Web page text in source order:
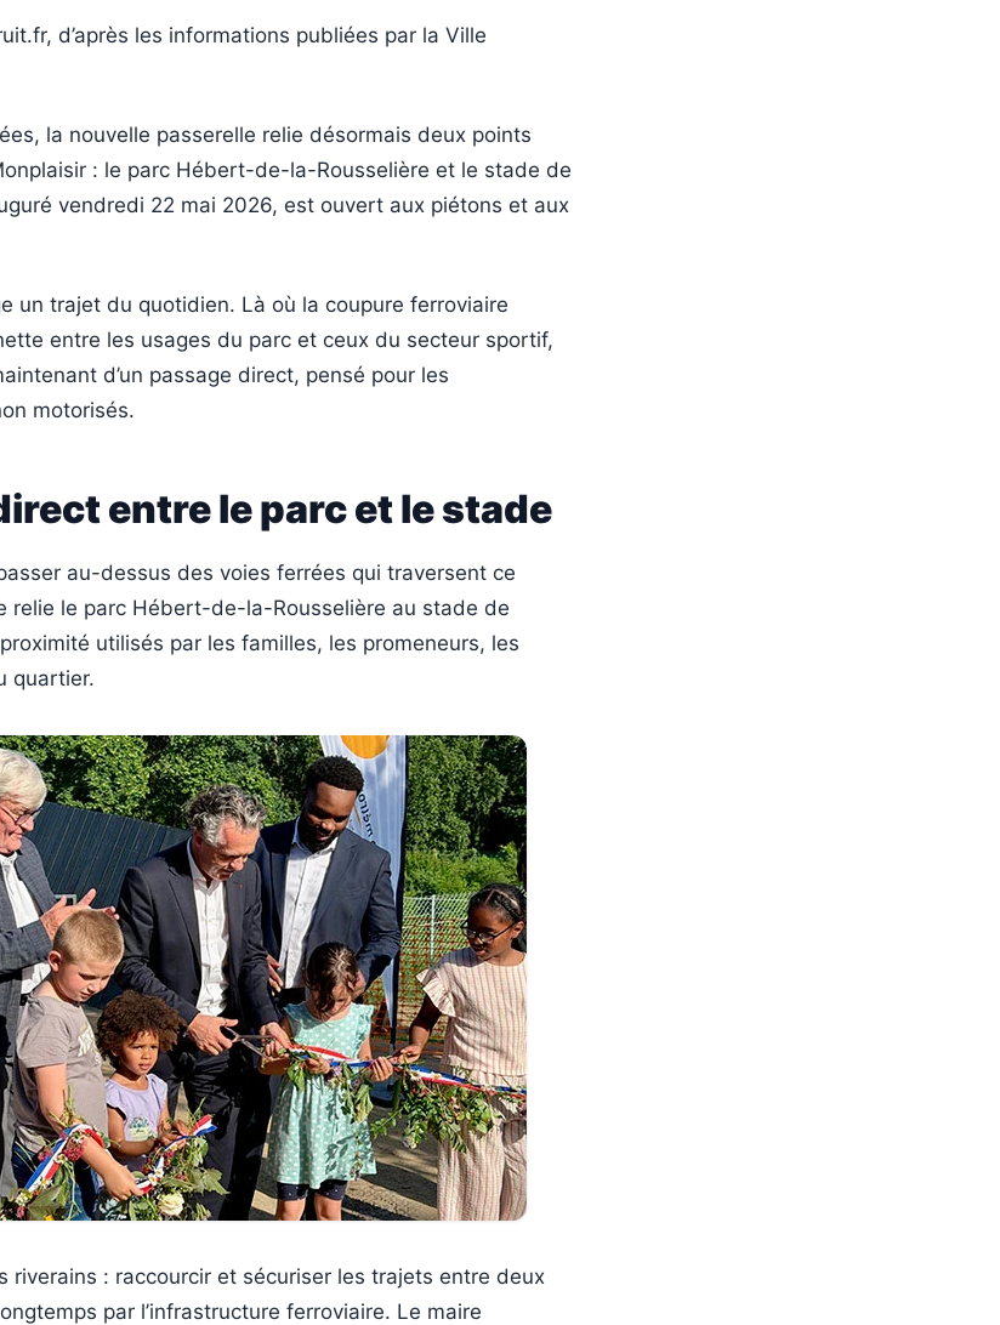
d’après les informations publiées par la Ville
la nouvelle passerelle relie désormais deux points
: le parc Hébert-de-la-Rousselière et le stade de
vendredi 22 mai 2026, est ouvert aux piétons et aux
un trajet du quotidien. Là où la coupure ferroviaire
entre les usages du parc et ceux du secteur sportif,
d’un passage direct, pensé pour les
motorisés.
entre le parc et le stade
au-dessus des voies ferrées qui traversent ce
relie le parc Hébert-de-la-Rousselière au stade de
utilisés par les familles, les promeneurs, les
quartier.
riverains : raccourcir et sécuriser les trajets entre deux
par l’infrastructure ferroviaire. Le maire